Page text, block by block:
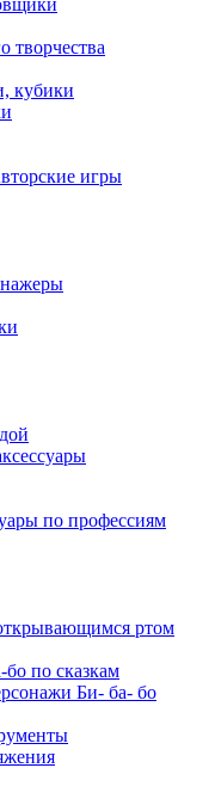
творчества
кубики
игры
по профессиям
ртом
по сказкам
Би- ба- бо